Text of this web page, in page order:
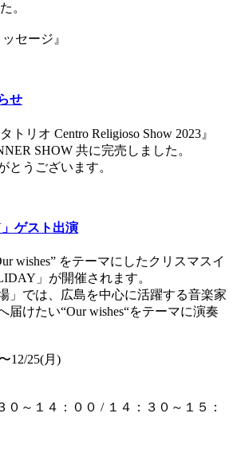
。
セージ』
せ
トリオ Centro Religioso Show 2023』
SHOW 共に完売しました。
とうございます。
ゲスト出演
wishes” をテーマにしたクリスマスイ
」が開催されます。
」では、広島を中心に活躍する音楽家
届けたい“Our wishes“をテーマに演奏
12/25(月)
０～１４：００ / １４：３０～１５：